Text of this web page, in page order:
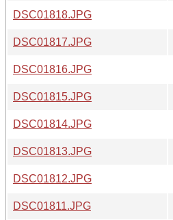
DSC01818.JPG
DSC01817.JPG
DSC01816.JPG
DSC01815.JPG
DSC01814.JPG
DSC01813.JPG
DSC01812.JPG
DSC01811.JPG